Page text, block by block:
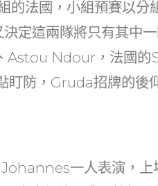
的法國，小組預賽以分
定這兩隊將只有其中
Astou Ndour，法國
防，Gruda招牌的後
一人表演，上